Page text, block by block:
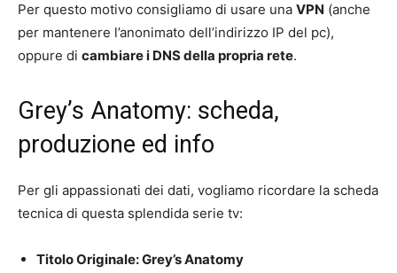
Per questo motivo consigliamo di usare una VPN (anche
per mantenere l’anonimato dell’indirizzo IP del pc),
oppure di cambiare i DNS della propria rete.
Grey’s Anatomy: scheda,
produzione ed info
Per gli appassionati dei dati, vogliamo ricordare la scheda
tecnica di questa splendida serie tv:
Titolo Originale: Grey’s Anatomy